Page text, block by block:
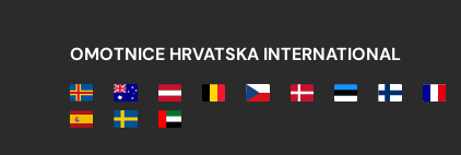
OMOTNICE HRVATSKA INTERNATIONAL